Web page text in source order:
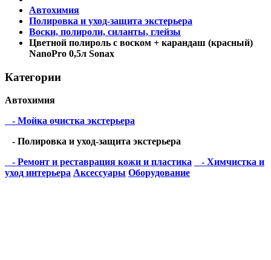
Автохимия
Полировка и уход-защита экстерьера
Воски, полироли, силанты, глейзы
Цветной полироль с воском + карандаш (красный)
NanoPro 0,5л Sonax
Категории
Автохимия
- Мойка очистка экстерьера
- Полировка и уход-защита экстерьера
- Ремонт и реставрация кожи и пластика
- Химчистка и
уход интерьера Аксессуары Оборудование